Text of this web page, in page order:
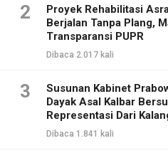
2
Proyek Rehabilitasi
Berjalan Tanpa Plang,
Transparansi PUPR
Dibaca 2.017 kali
3
Susunan Kabinet
Dayak Asal Kalbar
Representasi Dari
Dibaca 1.841 kali